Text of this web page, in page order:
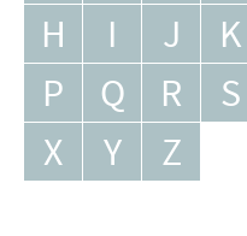
H
I J K
P
Q R S
X
Y Z